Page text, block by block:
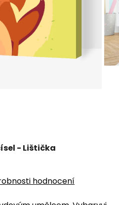
- Lištička
hodnocení